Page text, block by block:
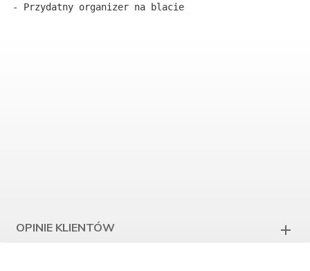
- Przydatny organizer na blacie
OPINIE KLIENTÓW